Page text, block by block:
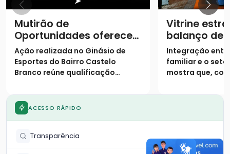
Mutirão de
Oportunidades oferece
11 cursos gratuitos e
serviços sociais
Ação realizada no Ginásio de
Esportes do Bairro Castelo
Branco reúne qualificação
essenciais para a comunidade
das 9h às 18h
Vitrine
balanço de
converteu
Parque
Integração
familiar e o
mostra que,
não tem limites
ACESSO RÁPIDO
Transparência